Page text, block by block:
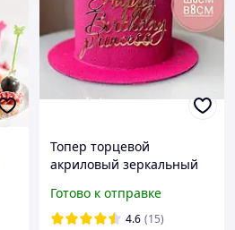
Топер торцевой
акриловый зеркальный
princess" для торта,2мм.
БЕЗ кріплення
Готово к отправке
4.6 (15)